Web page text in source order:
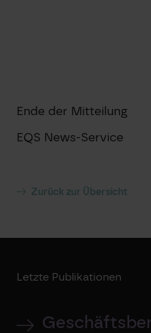
Ende der Mitteilung
EQS News-Service
Zurück zur Übersicht
Letzte Publikationen